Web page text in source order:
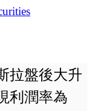
拉盤後大升
利潤率為